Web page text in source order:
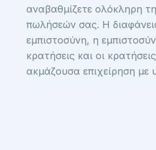
αναβαθμίζετε ολόκληρη
πωλήσεών σας. Η
εμπιστοσύνη, η
κρατήσεις και οι
ακμάζουσα επιχείρηση